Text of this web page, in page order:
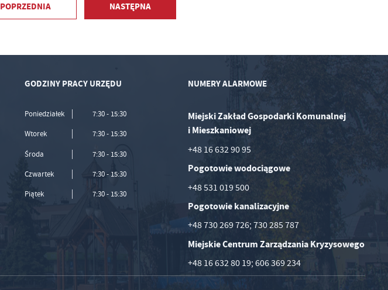
POPRZEDNIA NASTĘPNA
GODZINY PRACY URZĘDU
Poniedziałek 7:30 - 15:30
Wtorek 7:30 - 15:30
Środa 7:30 - 15:30
Czwartek 7:30 - 15:30
Piątek 7:30 - 15:30
NUMERY ALARMOWE
Miejski Zakład Gospodarki Komunalnej
i Mieszkaniowej
+48 16 632 90 95
Pogotowie wodociągowe
+48 531 019 500
Pogotowie kanalizacyjne
+48 730 269 726; 730 285 787
Miejskie Centrum Zarządzania Kryzysowego
+48 16 632 80 19; 606 369 234